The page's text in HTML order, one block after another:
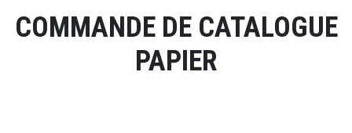
COMMANDE DE CATALOGUE
PAPIER